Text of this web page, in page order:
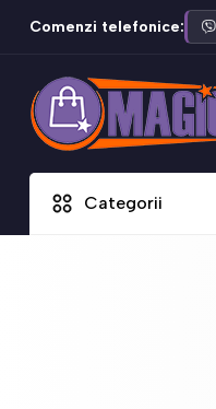
Comenzi telefonice:
Categorii